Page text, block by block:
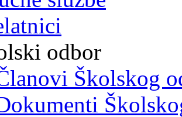
odbor
Školskog